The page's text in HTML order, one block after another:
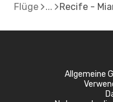
Flüge Recife -
Allgemeine